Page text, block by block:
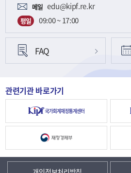
메일 edu@kipf.re.kr
평일 09:00 ~ 17:00
FAQ
관련기관 바로가기